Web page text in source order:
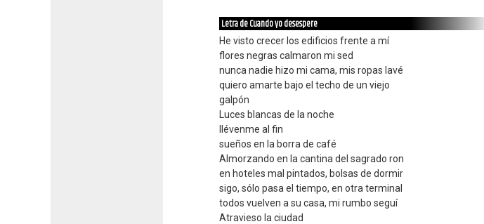
Letra de Cuando yo desespere
He visto crecer los edificios frente a mí
flores negras calmaron mi sed
nunca nadie hizo mi cama, mis ropas lavé
quiero amarte bajo el techo de un viejo
galpón
Luces blancas de la noche
llévenme al fin
sueños en la borra de café
Almorzando en la cantina del sagrado ron
en hoteles mal pintados, bolsas de dormir
sigo, sólo pasa el tiempo, en otra terminal
todos vuelven a su casa, mi rumbo seguí
Atravieso la ciudad